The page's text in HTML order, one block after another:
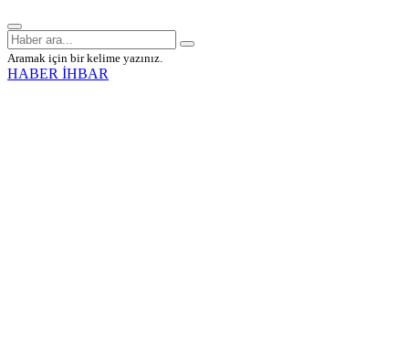
Aramak için bir kelime yazınız.
HABER İHBAR